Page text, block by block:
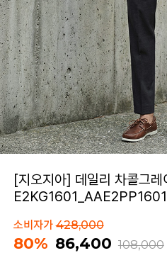
[지오지아] 데일리 차콜그
소비자가428,000
80% 86,400 108,000